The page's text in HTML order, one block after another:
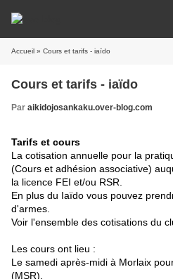
Accueil » Cours et tarifs - iaïdo
Cours et tarifs - iaïdo
Par aikidojosankaku.over-blog.com
Tarifs et cours
La cotisation annuelle pour la
(Cours et adhésion associative)
la licence FEI et/ou RSR.
En plus du Iaïdo vous pouvez
d'armes.
Voir l'ensemble des cotisations du
Les cours ont lieu :
Le samedi après-midi à Morlaix
(MSR).